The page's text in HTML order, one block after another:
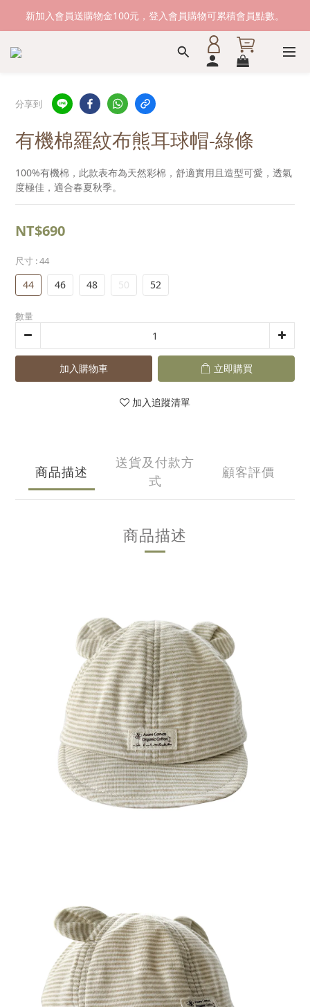
新加入會員送購物金100元，登入會員購物可累積會員點數。
新加入會員送購物金100元，登入會員購物可累積會員點數。
滿1500元免運費。 滿2000元，貨到付款免運。
分享到
有機棉羅紋布熊耳球帽-綠條
100%有機棉，此款表布為天然彩棉，舒適實用且造型可愛，透氣
度極佳，適合春夏秋季。
NT$690
尺寸 : 44
44 46 48 50 52
數量
加入購物車 立即購買
加入追蹤清單
商品描述
送貨及付款方
式
顧客評價
商品描述